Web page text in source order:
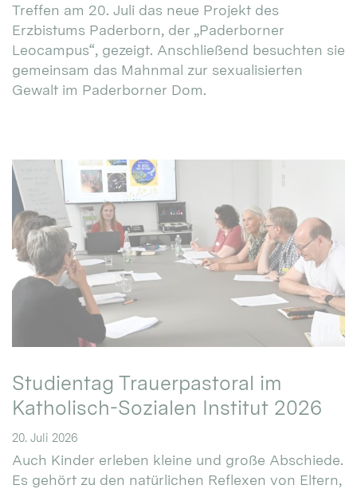
Treffen am 20. Juli das neue Projekt des
Erzbistums Paderborn, der „Paderborner
Leocampus“, gezeigt. Anschließend besuchten sie
gemeinsam das Mahnmal zur sexualisierten
Gewalt im Paderborner Dom.
Studientag Trauerpastoral im
Katholisch-Sozialen Institut 2026
20. Juli 2026
Auch Kinder erleben kleine und große Abschiede.
Es gehört zu den natürlichen Reflexen von Eltern,